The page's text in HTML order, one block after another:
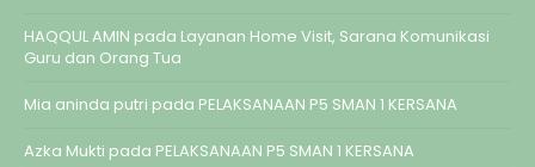
HAQQUL AMIN pada Layanan Home Visit, Sarana Komunikasi
Guru dan Orang Tua
Mia aninda putri pada PELAKSANAAN P5 SMAN 1 KERSANA
Azka Mukti pada PELAKSANAAN P5 SMAN 1 KERSANA